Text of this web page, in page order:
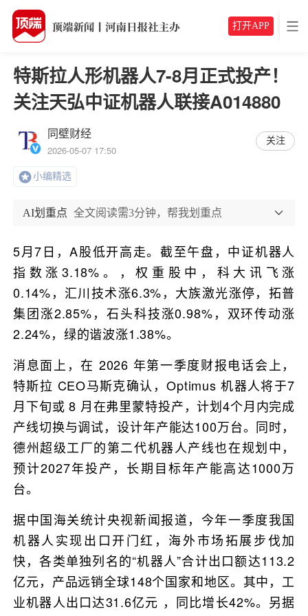
打开APP
特斯拉人形机器人7-8月正式投产！
关注天弘中证机器人联接A014880
同壁财经
2026-05-07 17:50
关注
小编精选
AI划重点 全文阅读需3分钟，帮我划重点
5月7日，A股低开高走。截至午盘，中证机器人
指数涨3.18%。，权重股中，科大讯飞涨
0.14%，汇川技术涨6.3%，大族激光涨停，拓普
集团涨2.85%，石头科技涨0.98%，双环传动涨
2.24%，绿的谐波涨1.38%。
消息面上，在 2026 年第一季度财报电话会上，
特斯拉 CEO马斯克确认，Optimus 机器人将于7
月下旬或 8 月在弗里蒙特投产，计划4个月内完成
产线切换与调试，设计年产能达100万台。同时，
德州超级工厂的第二代机器人产线也在规划中，
预计2027年投产，长期目标年产能高达1000万
台。
据中国海关统计央视新闻报道，今年一季度我国
机器人实现出口开门红，海外市场拓展步伐加
快，各类单独列名的“机器人”合计出口额达113.2
亿元，产品远销全球148个国家和地区。其中，工
业机器人出口达31.6亿元 ，同比增长42%。另据